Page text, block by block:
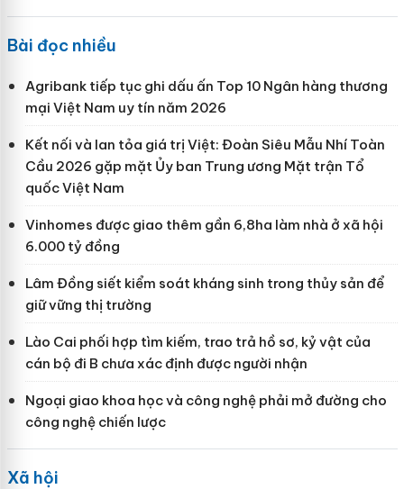
Bài đọc nhiều
Agribank tiếp tục ghi dấu ấn Top 10 Ngân hàng thương
mại Việt Nam uy tín năm 2026
Kết nối và lan tỏa giá trị Việt: Đoàn Siêu Mẫu Nhí Toàn
Cầu 2026 gặp mặt Ủy ban Trung ương Mặt trận Tổ
quốc Việt Nam
Vinhomes được giao thêm gần 6,8ha làm nhà ở xã hội
6.000 tỷ đồng
Lâm Đồng siết kiểm soát kháng sinh trong thủy sản để
giữ vững thị trường
Lào Cai phối hợp tìm kiếm, trao trả hồ sơ, kỷ vật của
cán bộ đi B chưa xác định được người nhận
Ngoại giao khoa học và công nghệ phải mở đường cho
công nghệ chiến lược
Xã hội